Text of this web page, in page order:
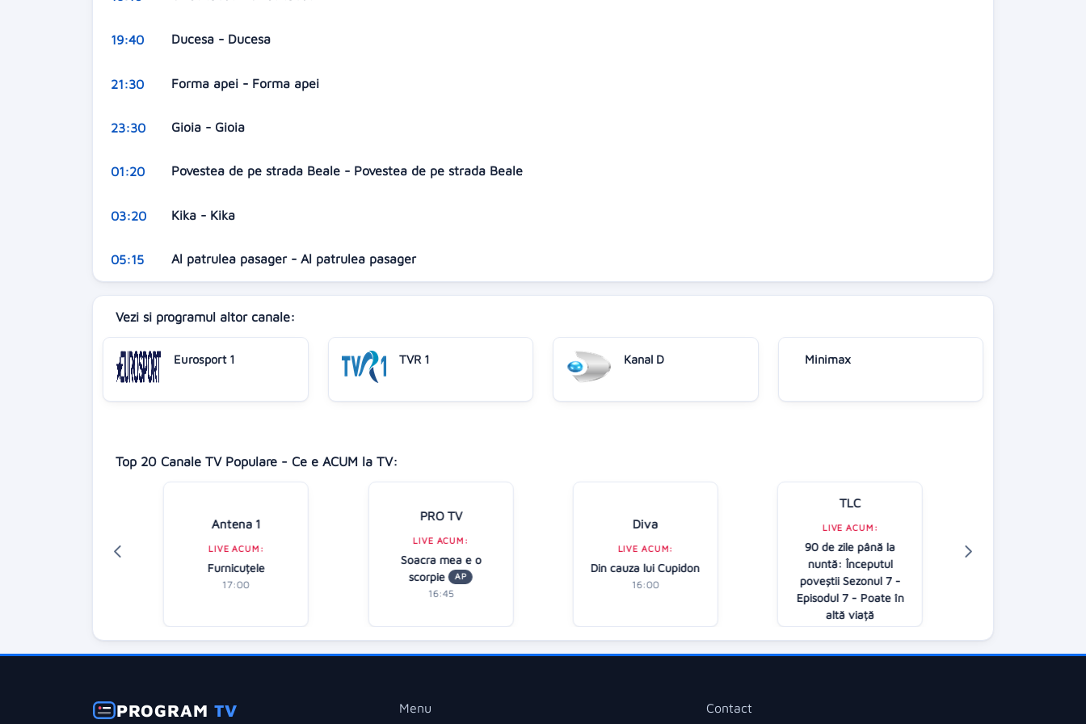
19:40 Ducesa - Ducesa
21:30 Forma apei - Forma apei
23:30 Gioia - Gioia
01:20 Povestea de pe strada Beale - Povestea de pe strada Beale
03:20 Kika - Kika
05:15 Al patrulea pasager - Al patrulea pasager
Vezi si programul altor canale:
Eurosport 1 TVR 1 Kanal D Minimax
Top 20 Canale TV Populare - Ce e ACUM la TV:
Antena 1
LIVE ACUM:
Furnicuțele
17:00
PRO TV
LIVE ACUM:
Soacra mea e o
scorpie
AP
16:45
Diva
LIVE ACUM:
Din cauza lui Cupidon
16:00
TLC
LIVE ACUM:
90 de zile până la
nuntă: Începutul
poveştii Sezonul 7 -
Episodul 7 - Poate în
altă viață
PROGRAMTV Menu Contact